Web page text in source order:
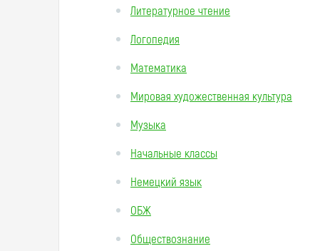
Литературное чтение
Логопедия
Математика
Мировая художественная культура
Музыка
Начальные классы
Немецкий язык
ОБЖ
Обществознание